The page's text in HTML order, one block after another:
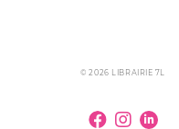
© 2026 LIBRAIRIE 7L